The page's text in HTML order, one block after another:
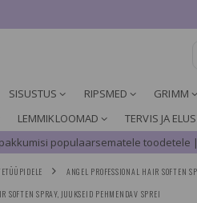
SISUSTUS RIPSMED GRIMM
LEMMIKLOOMAD TERVIS JA
populaarsematele
ANGEL PROFESSIONAL HAIR SOFTEN
SOFTEN SPRAY, JUUKSEID PEHMENDAV SPREI